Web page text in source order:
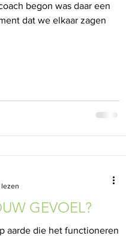
begon was daar een
dat we elkaar zagen
GEVOEL?
aarde die het functioneren